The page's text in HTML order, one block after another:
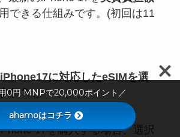
できる仕組みです。(初回は11
に対応したeSIMを選
か？
17を購入する場合、選択
0円 MNPで20,000ポイント／
ahamoはコチラ